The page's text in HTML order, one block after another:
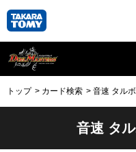
トップ カード検索 音速 タル
音速 タ